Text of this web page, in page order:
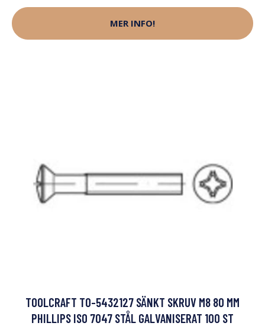
MER INFO!
TOOLCRAFT TO-5432127 SÄNKT SKRUV M8 80 MM
PHILLIPS ISO 7047 STÅL GALVANISERAT 100 ST